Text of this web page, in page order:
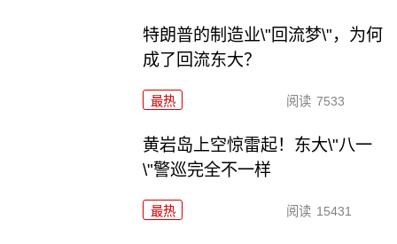
特朗普的制造业\"回流梦\"，为何
成了回流东大？
最热 阅读 7533
黄岩岛上空惊雷起！东大\"八一
\"警巡完全不一样
最热 阅读 15431